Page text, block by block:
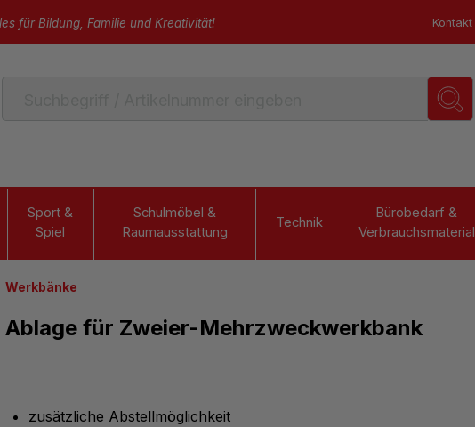
für Bildung, Familie und Kreativität! Kontakt
Sport &
Spiel
Schulmöbel &
Raumausstattung
Technik
Bürobedarf &
Verbrauchsmaterial
Werkbänke
Ablage für Zweier-Mehrzweckwerkbank
zusätzliche Abstellmöglichkeit